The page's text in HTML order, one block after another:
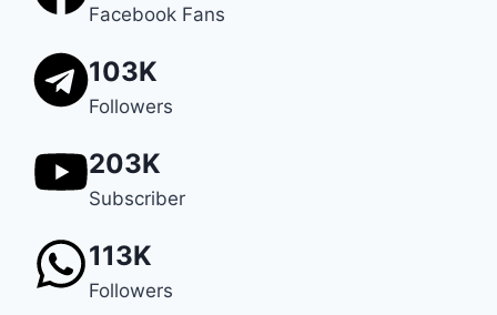
Facebook Fans
103K
Followers
203K
Subscriber
113K
Followers